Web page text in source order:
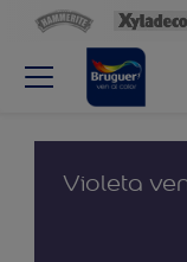
Violeta